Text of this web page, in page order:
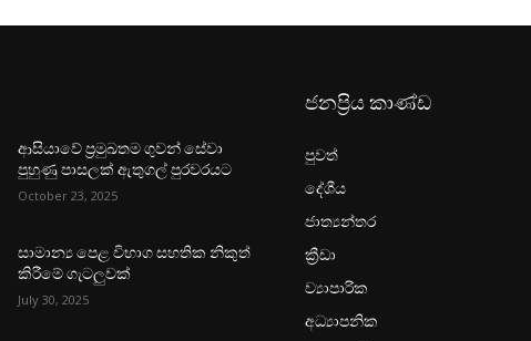
ආසියාවේ ප්‍රමුඛතම ගුවන් සේවා
පුහුණු පාසලක් ඇතුගල් පුරවරයට
October 23, 2025
සාමාන්‍ය පෙළ විභාග සහතික නිකුත්
කිරීමේ ගැටලුවක්
July 30, 2025
ජනප්‍රිය කාණ්ඩ
පුවත්
දේශීය
ජාත්‍යන්තර
ක්‍රීඩා
ව්‍යාපාරික
අධ්‍යාපනික